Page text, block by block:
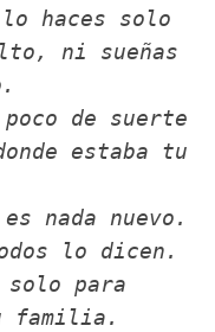
haces solo
ni sueñas
de suerte
estaba tu
nada nuevo.
lo dicen.
para
familia.